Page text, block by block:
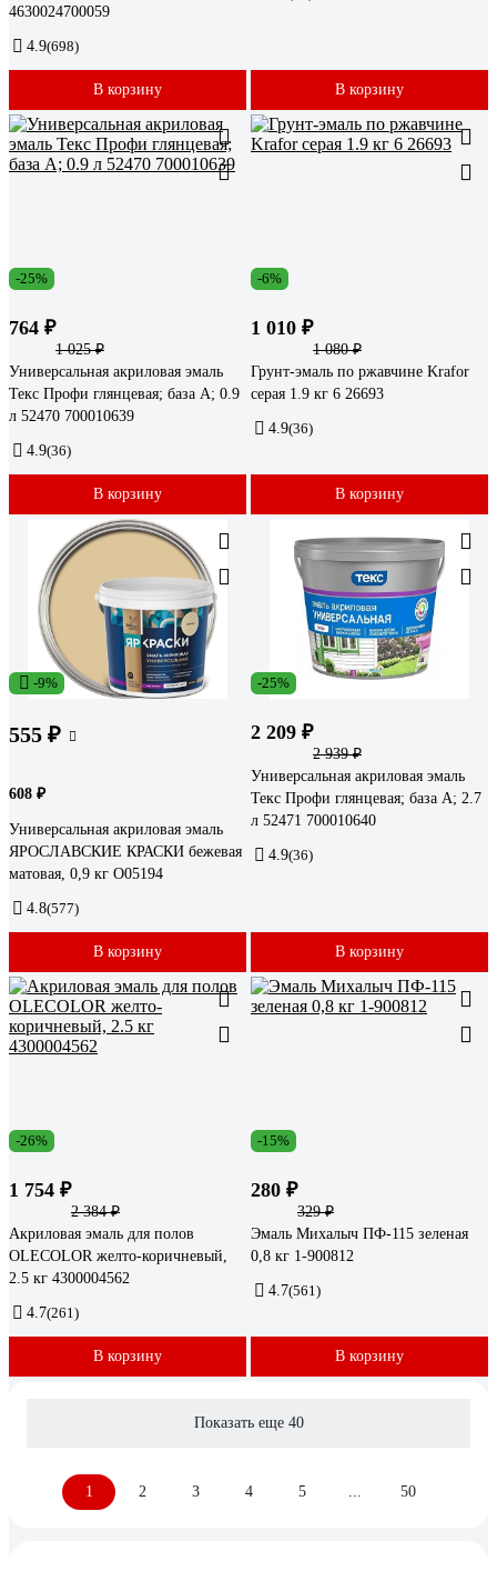
4630024700059
4.9(698)
В корзину В корзину
-25%
764 ₽
1 025 ₽
Универсальная акриловая эмаль
Текс Профи глянцевая; база A; 0.9
л 52470 700010639
4.9(36)
В корзину
-6%
1 010 ₽
1 080 ₽
Грунт-эмаль по ржавчине Krafor
серая 1.9 кг 6 26693
4.9(36)
В корзину
-9%
555 ₽
608 ₽
Универсальная акриловая эмаль
ЯРОСЛАВСКИЕ КРАСКИ бежевая
матовая, 0,9 кг О05194
4.8(577)
В корзину
-25%
2 209 ₽
2 939 ₽
Универсальная акриловая эмаль
Текс Профи глянцевая; база A; 2.7
л 52471 700010640
4.9(36)
В корзину
-26%
1 754 ₽
2 384 ₽
Акриловая эмаль для полов
OLECOLOR желто-коричневый,
2.5 кг 4300004562
4.7(261)
В корзину
-15%
280 ₽
329 ₽
Эмаль Михалыч ПФ-115 зеленая
0,8 кг 1-900812
4.7(561)
В корзину
Показать еще 40
1 2 3 4 5 50